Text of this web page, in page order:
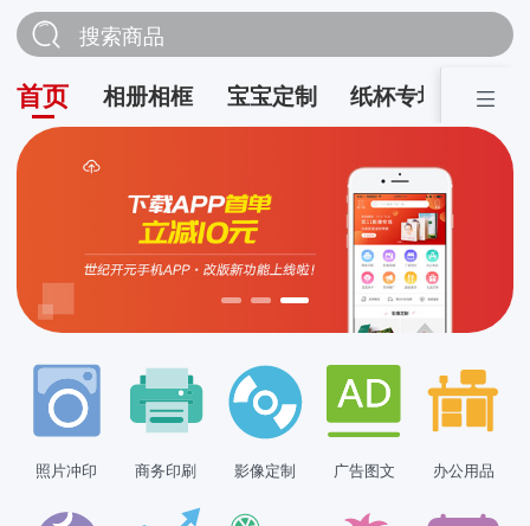
搜索商品
首页 相册相框 宝宝定制 纸杯专场 营销
照片冲印 商务印刷 影像定制 广告图文 办公用品